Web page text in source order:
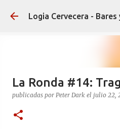
Ir al
Logia Cervecera - Bares
La Ronda #14:
publicadas por Peter Dark el julio 22,